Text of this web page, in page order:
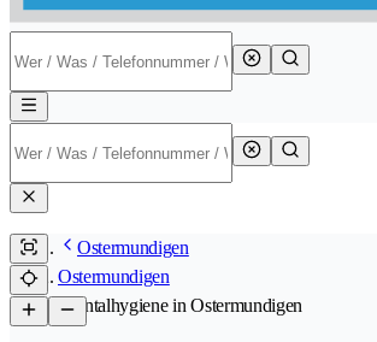
Ostermundigen
Ostermundigen
/Dentalhygiene in Ostermundigen